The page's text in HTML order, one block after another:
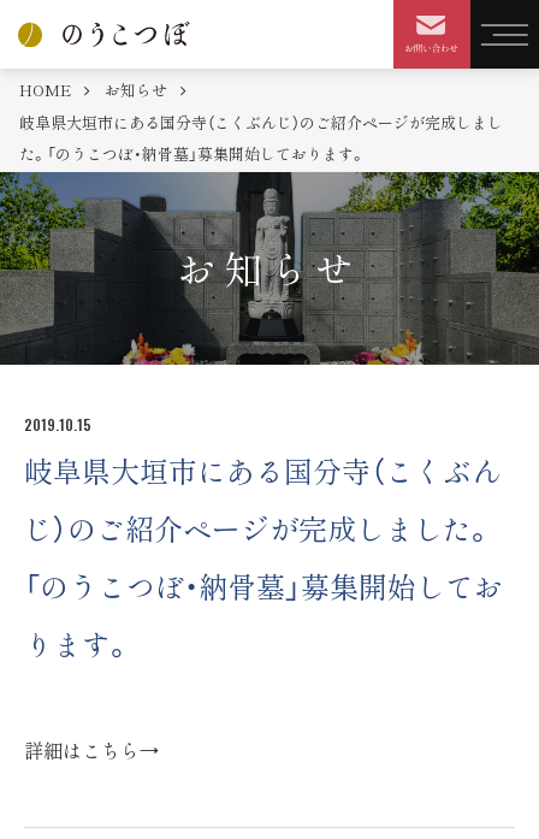
HOME
お知らせ
岐阜県大垣市にある国分寺（こくぶんじ）のご紹介ページが完成しまし
た。「のうこつぼ・納骨墓」募集開始しております。
お知らせ
2019.10.15
岐阜県大垣市にある国分寺（こくぶん
じ）のご紹介ページが完成しました。
「のうこつぼ・納骨墓」募集開始してお
ります。
詳細はこちら→